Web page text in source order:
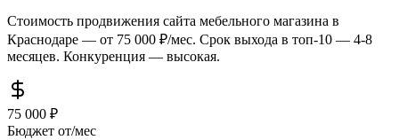
Стоимость продвижения сайта мебельного магазина в
Краснодаре — от 75 000 ₽/мес. Срок выхода в топ-10 — 4-8
месяцев. Конкуренция — высокая.
75 000 ₽
Бюджет от/мес